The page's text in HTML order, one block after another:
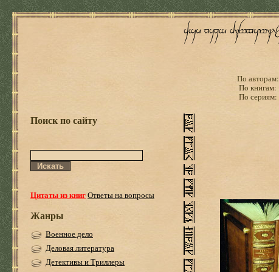
По авторам:
По книгам:
По сериям:
Поиск по сайту
Цитаты из книгОтветы на вопросы
Жанры
Военное дело
Деловая литература
Детективы и Триллеры